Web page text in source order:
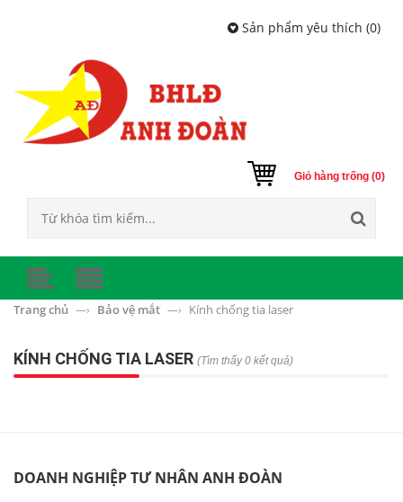
Sản phẩm yêu thích (0)
Giỏ hàng trống (0)
Trang chủ —› Bảo vệ mắt —› Kính chống tia laser
KÍNH CHỐNG TIA LASER (Tìm thấy 0 kết quả)
DOANH NGHIỆP TƯ NHÂN ANH ĐOÀN